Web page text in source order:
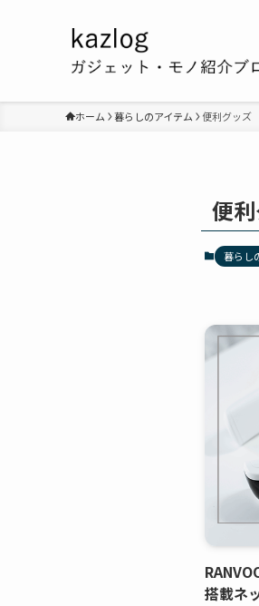
ホーム 暮らしのアイテム 便利グッズ
便
暮らし
搭載ネ